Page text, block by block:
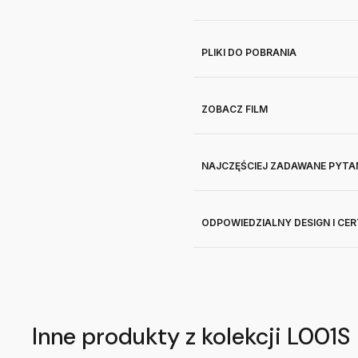
PLIKI DO POBRANIA
ZOBACZ FILM
NAJCZĘŚCIEJ ZADAWANE
ODPOWIEDZIALNY DESIGN I
Inne produkty z kolekcji L001S